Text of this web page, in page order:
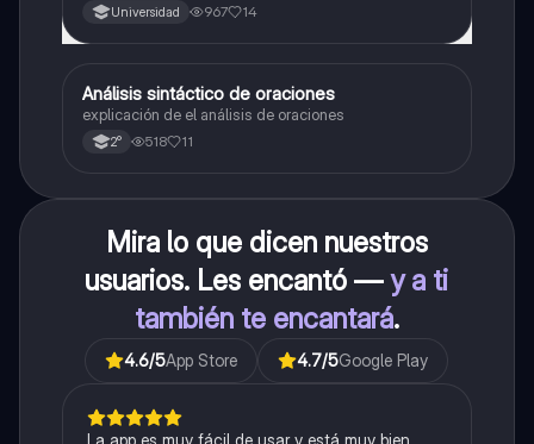
Universidad 967 14
Lengua
Análisis sintáctico de oraciones
explicación de el análisis de oraciones
2° 518 11
Mira lo que dicen nuestros
usuarios. Les encantó —y a ti
también te encantará.
4.6/5App Store 4.7/5Google Play
La app es muy fácil de usar y está muy bien